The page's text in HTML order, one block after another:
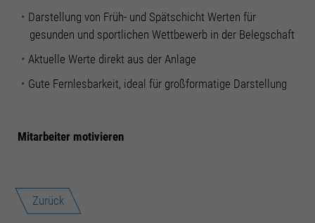
Darstellung von Früh- und Spätschicht Werten für
gesunden und sportlichen Wettbewerb in der Belegschaft
Aktuelle Werte direkt aus der Anlage
Gute Fernlesbarkeit, ideal für großformatige Darstellung
Mitarbeiter motivieren
Zurück